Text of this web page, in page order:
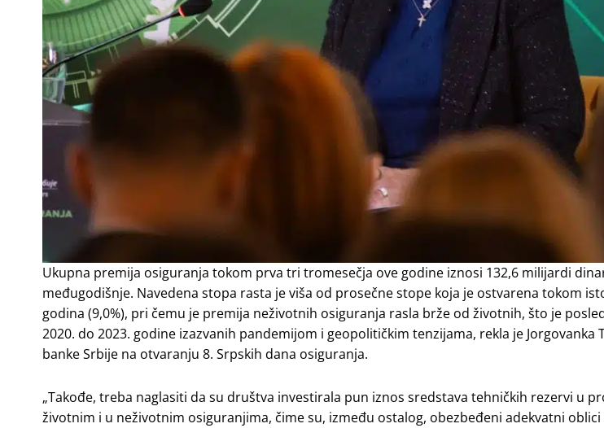
Ukupna premija osiguranja tokom prva tri tromesečja ove godine iznosi 132,6 milijardi
međugodišnje. Navedena stopa rasta je viša od prosečne stope koja je ostvarena tokom
godina (9,0%), pri čemu je premija neživotnih osiguranja rasla brže od životnih, što je
2020. do 2023. godine izazvanih pandemijom i geopolitičkim tenzijama, rekla je Jorgovanka
banke Srbije na otvaranju 8. Srpskih dana osiguranja.
„Takođe, treba naglasiti da su društva investirala pun iznos sredstava tehničkih rezervi u
životnim i u neživotnim osiguranjima, čime su, između ostalog, obezbeđeni adekvatni